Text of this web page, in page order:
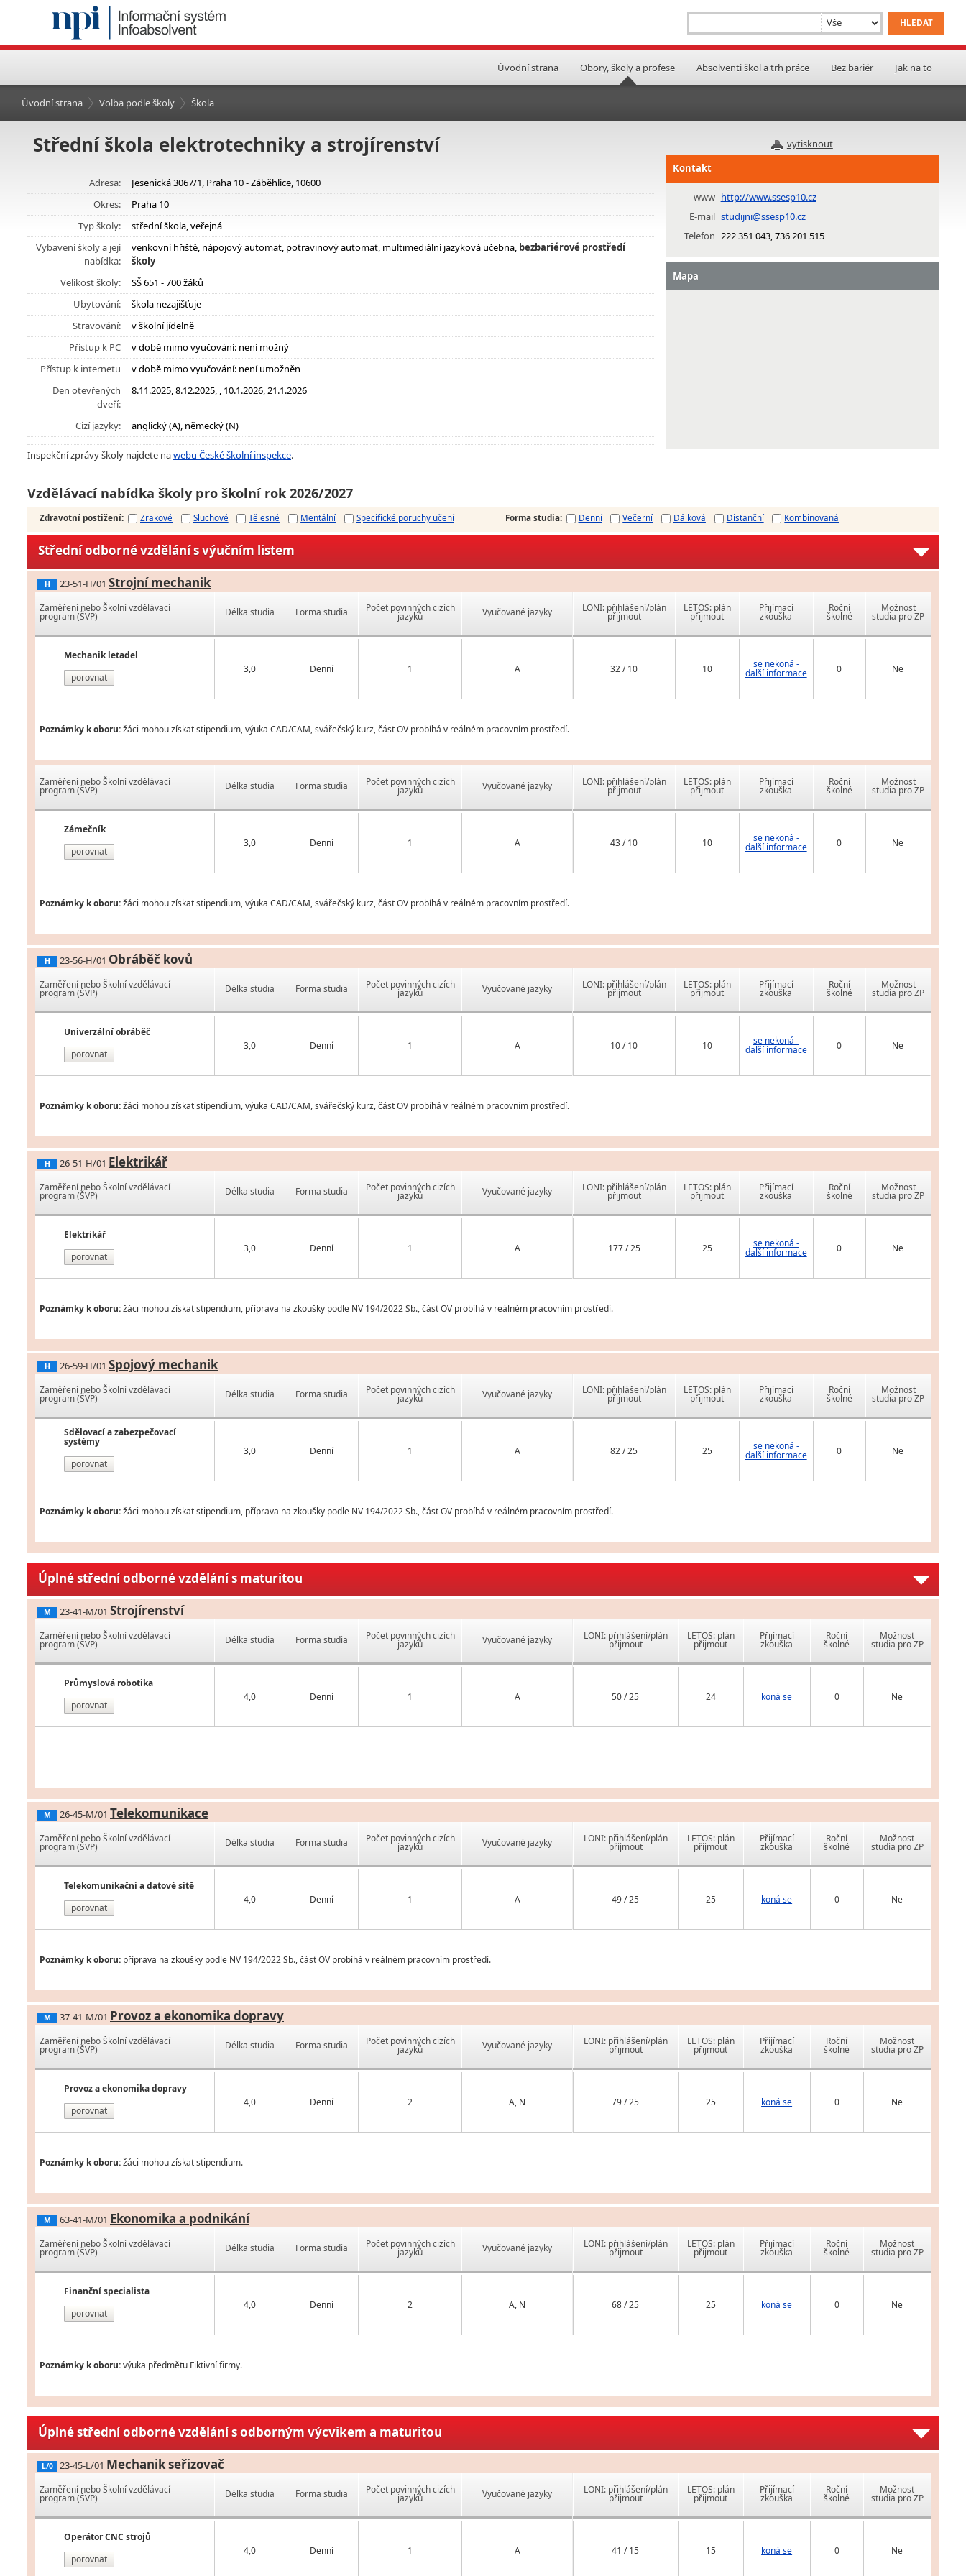
Úvodní strana Obory, školy a profese Absolventi škol a trh práce Bez bariér Jak na to
Úvodní strana Volba podle školy Škola
vytisknout
Střední škola elektrotechniky a strojírenství
Adresa:
Jesenická 3067/1, Praha 10 - Záběhlice, 10600
Okres:
Praha 10
Typ školy:
střední škola, veřejná
Vybavení školy a její
nabídka:
venkovní hřiště, nápojový automat, potravinový automat, multimediální jazyková učebna, bezbariérové prostředí
školy
Velikost školy:
SŠ 651 - 700 žáků
Ubytování:
škola nezajišťuje
Stravování:
v školní jídelně
Přístup k PC
v době mimo vyučování: není možný
Přístup k internetu
v době mimo vyučování: není umožněn
Den otevřených
dveří:
8.11.2025, 8.12.2025, , 10.1.2026, 21.1.2026
Cizí jazyky: anglický (A), německý (N)
Inspekční zprávy školy najdete nawebu České školní inspekce.
Kontakt
www http://www.ssesp10.cz
E-mail studijni@ssesp10.cz
Telefon 222 351 043, 736 201 515
Mapa
Vzdělávací nabídka školy pro školní rok 2026/2027
Zdravotní postižení: Zrakové Sluchové Tělesné Mentální Specifické poruchy učení Forma studia: Denní Večerní Dálková Distanční Kombinovaná
Střední odborné vzdělání s výučním listem
H 23-51-H/01 Strojní mechanik
Zaměření nebo Školní vzdělávací
program (ŠVP)
Mechanik letadel
porovnat
Délka studia Forma studia Počet povinných cizích
jazyků Vyučované jazyky
3,0 Denní 1 A
LONI: přihlášení/plán
přijmout
LETOS: plán
přijmout
Přijímací
zkouška
Roční
školné
Možnost
studia pro ZP
32 / 10 10 se nekoná -
další informace 0 Ne
Poznámky k oboru:žáci mohou získat stipendium, výuka CAD/CAM, svářečský kurz, část OV probíhá v reálném pracovním prostředí.
Zaměření nebo Školní vzdělávací
program (ŠVP)
Zámečník
porovnat
Délka studia Forma studia Počet povinných cizích
jazyků Vyučované jazyky
3,0 Denní 1 A
LONI: přihlášení/plán
přijmout
LETOS: plán
přijmout
Přijímací
zkouška
Roční
školné
Možnost
studia pro ZP
43 / 10 10 se nekoná -
další informace 0 Ne
Poznámky k oboru:žáci mohou získat stipendium, výuka CAD/CAM, svářečský kurz, část OV probíhá v reálném pracovním prostředí.
H 23-56-H/01 Obráběč kovů
Zaměření nebo Školní vzdělávací
program (ŠVP)
Univerzální obráběč
porovnat
Délka studia Forma studia Počet povinných cizích
jazyků Vyučované jazyky
3,0 Denní 1 A
LONI: přihlášení/plán
přijmout
LETOS: plán
přijmout
Přijímací
zkouška
Roční
školné
Možnost
studia pro ZP
10 / 10 10 se nekoná -
další informace 0 Ne
Poznámky k oboru:žáci mohou získat stipendium, výuka CAD/CAM, svářečský kurz, část OV probíhá v reálném pracovním prostředí.
H 26-51-H/01 Elektrikář
Zaměření nebo Školní vzdělávací
program (ŠVP)
Elektrikář
porovnat
Délka studia Forma studia Počet povinných cizích
jazyků Vyučované jazyky
3,0 Denní 1 A
LONI: přihlášení/plán
přijmout
LETOS: plán
přijmout
Přijímací
zkouška
Roční
školné
Možnost
studia pro ZP
177 / 25 25 se nekoná -
další informace 0 Ne
Poznámky k oboru:žáci mohou získat stipendium, příprava na zkoušky podle NV 194/2022 Sb., část OV probíhá v reálném pracovním prostředí.
H 26-59-H/01 Spojový mechanik
Zaměření nebo Školní vzdělávací
program (ŠVP)
Sdělovací a zabezpečovací
systémy
porovnat
Délka studia Forma studia Počet povinných cizích
jazyků Vyučované jazyky
3,0 Denní 1 A
LONI: přihlášení/plán
přijmout
LETOS: plán
přijmout
Přijímací
zkouška
Roční
školné
Možnost
studia pro ZP
82 / 25 25 se nekoná -
další informace 0 Ne
Poznámky k oboru:žáci mohou získat stipendium, příprava na zkoušky podle NV 194/2022 Sb., část OV probíhá v reálném pracovním prostředí.
Úplné střední odborné vzdělání s maturitou
M 23-41-M/01 Strojírenství
Zaměření nebo Školní vzdělávací
program (ŠVP)
Průmyslová robotika
porovnat
Délka studia Forma studia Počet povinných cizích
jazyků Vyučované jazyky
4,0 Denní 1 A
LONI: přihlášení/plán
přijmout
LETOS: plán
přijmout
Přijímací
zkouška
Roční
školné
Možnost
studia pro ZP
50 / 25 24 koná se 0 Ne
M 26-45-M/01 Telekomunikace
Zaměření nebo Školní vzdělávací
program (ŠVP)
Telekomunikační a datové sítě
porovnat
Délka studia Forma studia Počet povinných cizích
jazyků Vyučované jazyky
4,0 Denní 1 A
LONI: přihlášení/plán
přijmout
LETOS: plán
přijmout
Přijímací
zkouška
Roční
školné
Možnost
studia pro ZP
49 / 25 25 koná se 0 Ne
Poznámky k oboru: příprava na zkoušky podle NV 194/2022 Sb., část OV probíhá v reálném pracovním prostředí.
M 37-41-M/01 Provoz a ekonomika dopravy
Zaměření nebo Školní vzdělávací
program (ŠVP)
Provoz a ekonomika dopravy
porovnat
Délka studia Forma studia Počet povinných cizích
jazyků Vyučované jazyky
4,0 Denní 2 A, N
LONI: přihlášení/plán
přijmout
LETOS: plán
přijmout
Přijímací
zkouška
Roční
školné
Možnost
studia pro ZP
79 / 25 25 koná se 0 Ne
Poznámky k oboru:žáci mohou získat stipendium.
M 63-41-M/01 Ekonomika a podnikání
Zaměření nebo Školní vzdělávací
program (ŠVP)
Finanční specialista
porovnat
Délka studia Forma studia Počet povinných cizích
jazyků Vyučované jazyky
4,0 Denní 2 A, N
LONI: přihlášení/plán
přijmout
LETOS: plán
přijmout
Přijímací
zkouška
Roční
školné
Možnost
studia pro ZP
68 / 25 25 koná se 0 Ne
Poznámky k oboru:výuka předmětu Fiktivní firmy.
Úplné střední odborné vzdělání s odborným výcvikem a maturitou
L/0 23-45-L/01 Mechanik seřizovač
Zaměření nebo Školní vzdělávací
program (ŠVP)
Operátor CNC strojů
porovnat
Délka studia Forma studia Počet povinných cizích
jazyků Vyučované jazyky
4,0 Denní 1 A
LONI: přihlášení/plán
přijmout
LETOS: plán
přijmout
Přijímací
zkouška
Roční
školné
Možnost
studia pro ZP
41 / 15 15 koná se 0 Ne